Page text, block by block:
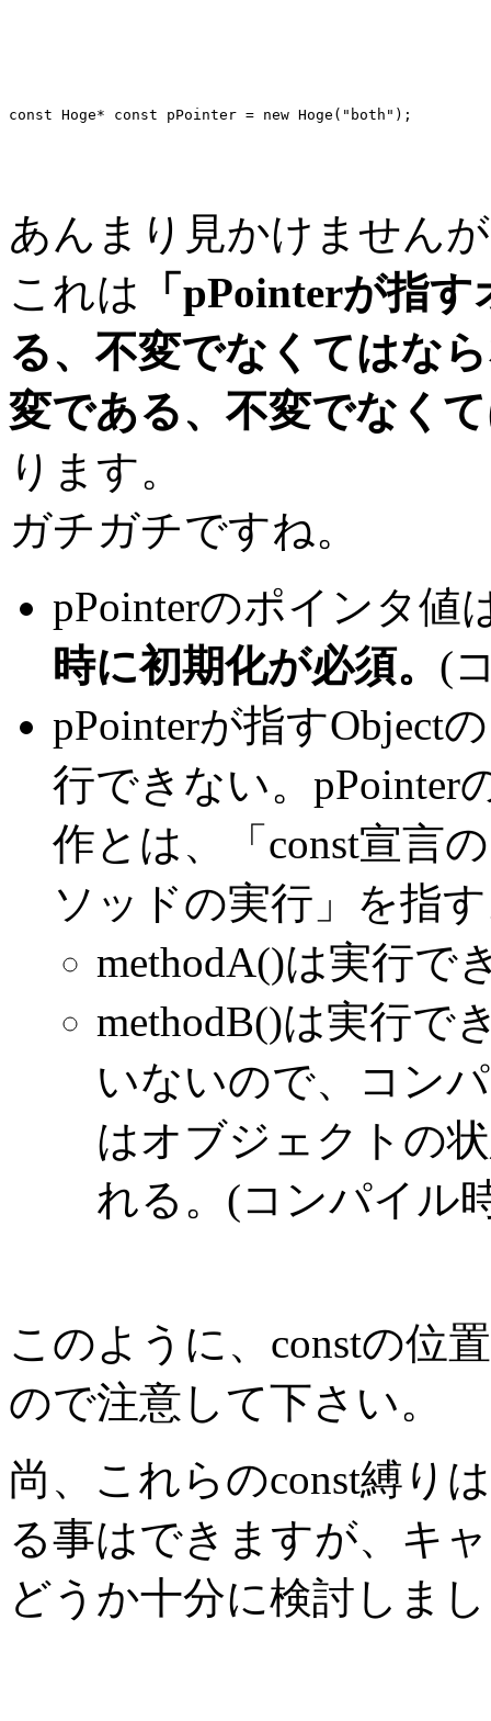
あんまり見かけません
これは 「pPointerが指
る、不変でなくてはな
変である、不変でなく
ります。
ガチガチですね。
pPointerのポインタ値
時に初期化が必須。 (
pPointerが指すObject
行できない。pPointer
作とは、「const宣言
ソッドの実行」を指
methodA()は実行で
methodB()は実行で
いないので、コン
はオブジェクトの
れる。(コンパイル
このように、constの位
ので注意して下さい。
尚、これらのconst縛りは
る事はできますが、キ
どうか十分に検討しま